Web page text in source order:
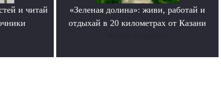
и читай
«Зеленая долина»: живи, работай и
отдыхай в 20 километрах от Казани